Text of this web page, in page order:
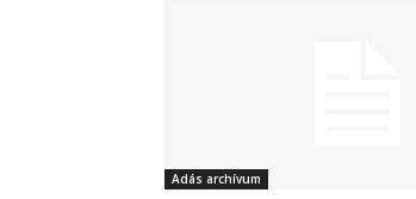
Adás archívum